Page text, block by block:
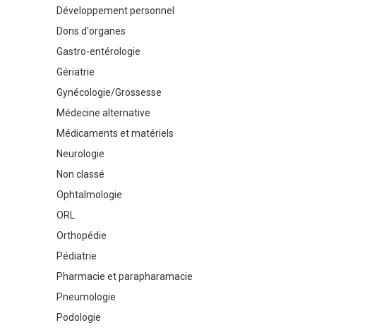
Développement personnel
Dons d'organes
Gastro-entérologie
Gériatrie
Gynécologie/Grossesse
Médecine alternative
Médicaments et matériels
Neurologie
Non classé
Ophtalmologie
ORL
Orthopédie
Pédiatrie
Pharmacie et parapharamacie
Pneumologie
Podologie